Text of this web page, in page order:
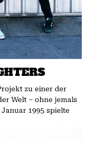
zu einer der
Welt – ohne jemals